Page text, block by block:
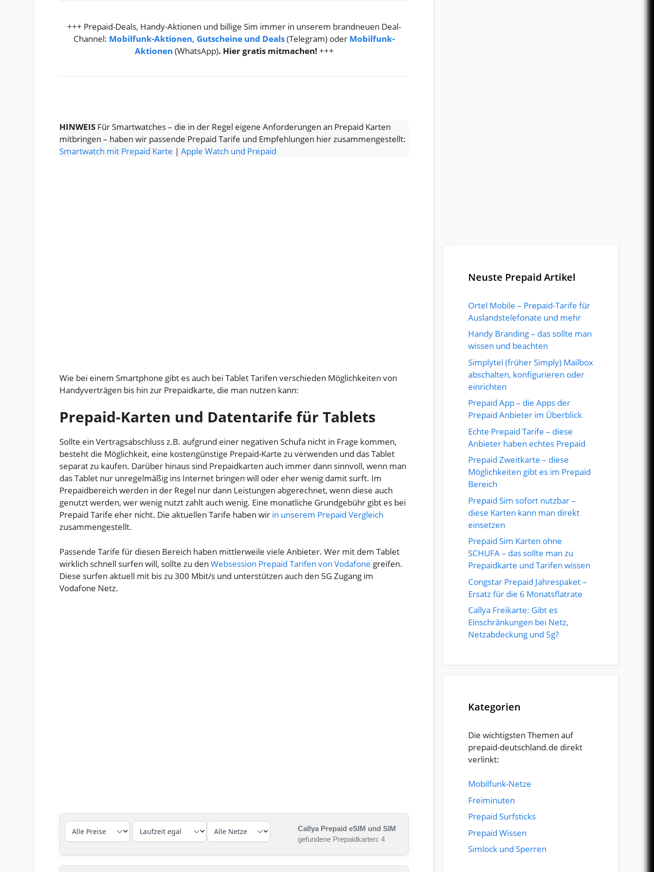
+++ Prepaid-Deals, Handy-Aktionen und billige Sim immer in unserem brandneuen Deal-
Channel: Mobilfunk-Aktionen, Gutscheine und Deals(Telegram) oder Mobilfunk-
Aktionen (WhatsApp). Hier gratis mitmachen! +++
HINWEIS Für Smartwatches – die in der Regel eigene Anforderungen an Prepaid Karten
mitbringen – haben wir passende Prepaid Tarife und Empfehlungen hier zusammengestellt:
Smartwatch mit Prepaid Karte | Apple Watch und Prepaid
Wie bei einem Smartphone gibt es auch bei Tablet Tarifen verschieden Möglichkeiten von
Handyverträgen bis hin zur Prepaidkarte, die man nutzen kann:
Prepaid-Karten und Datentarife für Tablets
Sollte ein Vertragsabschluss z.B. aufgrund einer negativen Schufa nicht in Frage kommen,
besteht die Möglichkeit, eine kostengünstige Prepaid-Karte zu verwenden und das Tablet
separat zu kaufen. Darüber hinaus sind Prepaidkarten auch immer dann sinnvoll, wenn man
das Tablet nur unregelmäßig ins Internet bringen will oder eher wenig damit surft. Im
Prepaidbereich werden in der Regel nur dann Leistungen abgerechnet, wenn diese auch
genutzt werden, wer wenig nutzt zahlt auch wenig. Eine monatliche Grundgebühr gibt es bei
Prepaid Tarife eher nicht. Die aktuellen Tarife haben wir in unserem Prepaid Vergleich
zusammengestellt.
Passende Tarife für diesen Bereich haben mittlerweile viele Anbieter. Wer mit dem Tablet
wirklich schnell surfen will, sollte zu den Websession Prepaid Tarifen von Vodafone greifen.
Diese surfen aktuell mit bis zu 300 Mbit/s und unterstützen auch den 5G Zugang im
Vodafone Netz.
Callya Prepaid eSIM und SIM
gefundene Prepaidkarten: 4
Neuste Prepaid Artikel
Ortel Mobile – Prepaid-Tarife für
Auslandstelefonate und mehr
Handy Branding – das sollte man
wissen und beachten
Simplytel (früher Simply) Mailbox
abschalten, konfigurieren oder
einrichten
Prepaid App – die Apps der
Prepaid Anbieter im Überblick
Echte Prepaid Tarife – diese
Anbieter haben echtes Prepaid
Prepaid Zweitkarte – diese
Möglichkeiten gibt es im Prepaid
Bereich
Prepaid Sim sofort nutzbar –
diese Karten kann man direkt
einsetzen
Prepaid Sim Karten ohne
SCHUFA – das sollte man zu
Prepaidkarte und Tarifen wissen
Congstar Prepaid Jahrespaket –
Ersatz für die 6 Monatsflatrate
Callya Freikarte: Gibt es
Einschränkungen bei Netz,
Netzabdeckung und 5g?
Kategorien
Die wichtigsten Themen auf
prepaid-deutschland.de direkt
verlinkt:
Mobilfunk-Netze
Freiminuten
Prepaid Surfsticks
Prepaid Wissen
Simlock und Sperren